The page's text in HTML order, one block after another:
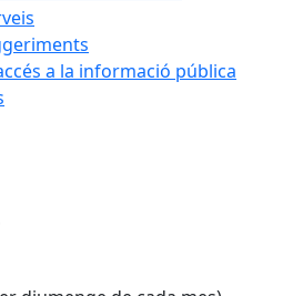
a la informació pública